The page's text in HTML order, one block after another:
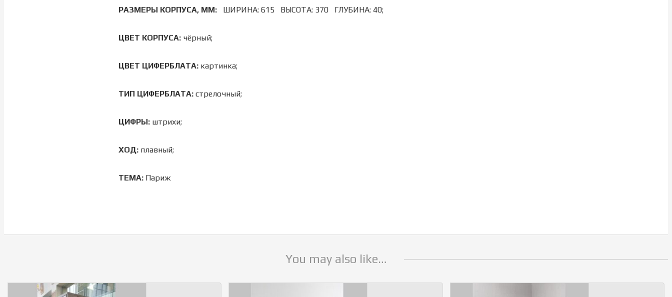
РАЗМЕРЫ КОРПУСА, ММ: ШИРИНА: 615 ВЫСОТА: 370 ГЛУБИНА: 40;
ЦВЕТ КОРПУСА: чёрный;
ЦВЕТ ЦИФЕРБЛАТА: картинка;
ТИП ЦИФЕРБЛАТА: стрелочный;
ЦИФРЫ: штрихи;
ХОД: плавный;
ТЕМА: Париж
You may also like…